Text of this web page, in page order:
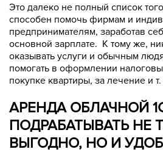
Это далеко не полный список
способен помочь фирмам и
предпринимателям, заработав
основной зарплате. К тому же,
оказывать услуги и обычным
помогать в оформлении
покупке квартиры, за лечение и т.
АРЕНДА ОБЛАЧНОЙ
ПОДРАБАТЫВАТЬ НЕ
ВЫГОДНО, НО И